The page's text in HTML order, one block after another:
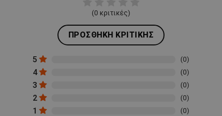
(0 κριτικές)
ΠΡΟΣΘΉΚΗ ΚΡΙΤΙΚΉΣ
5 (0)
4 (0)
3 (0)
2 (0)
1 (0)